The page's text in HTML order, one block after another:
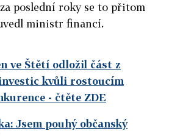
poslední roky se to přitom
ministr financí.
ve Štětí odložil část z
kvůli rostoucím
- čtěte ZDE
Jsem pouhý občanský